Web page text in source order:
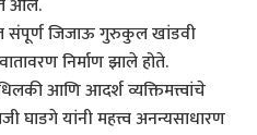
संपूर्ण जिजाऊ गुरुकुल खांडवी
निर्माण झाले होते.
आणि आदर्श व्यक्तिमत्त्वांचे
घाडगे यांनी महत्त्व अनन्यसाधारण